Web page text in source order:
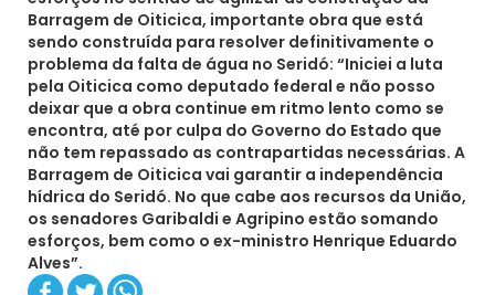
Barragem de Oiticica, importante obra que está
sendo construída para resolver definitivamente o
problema da falta de água no Seridó: “Iniciei a luta
pela Oiticica como deputado federal e não posso
deixar que a obra continue em ritmo lento como se
encontra, até por culpa do Governo do Estado que
não tem repassado as contrapartidas necessárias. A
Barragem de Oiticica vai garantir a independência
hídrica do Seridó. No que cabe aos recursos da União,
os senadores Garibaldi e Agripino estão somando
esforços, bem como o ex-ministro Henrique Eduardo
Alves”.